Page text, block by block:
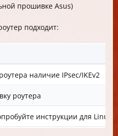
прошивке Asus)
подходит:
наличие IPsec/IKEv2
роутера
инструкции для Linux